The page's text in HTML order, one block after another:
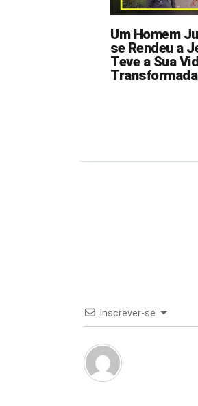
Um Homem
se Rendeu a
Teve a Sua
Transformada
Inscrever-se